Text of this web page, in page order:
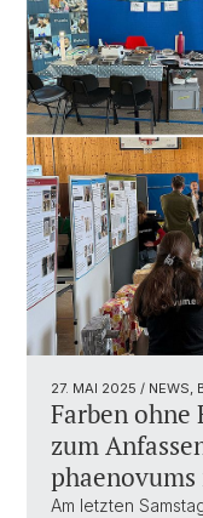
27. MAI 2025 / NEWS,
Farben ohne
zum
Am letzten